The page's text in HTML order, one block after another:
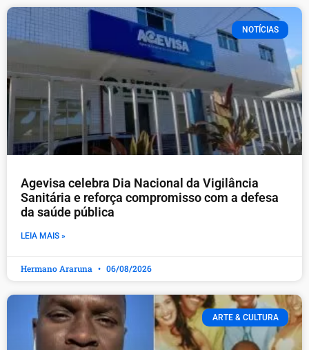
NOTÍCIAS
Agevisa celebra Dia Nacional da Vigilância
Sanitária e reforça compromisso com a defesa
da saúde pública
LEIA MAIS »
Hermano Araruna 06/08/2026
ARTE & CULTURA